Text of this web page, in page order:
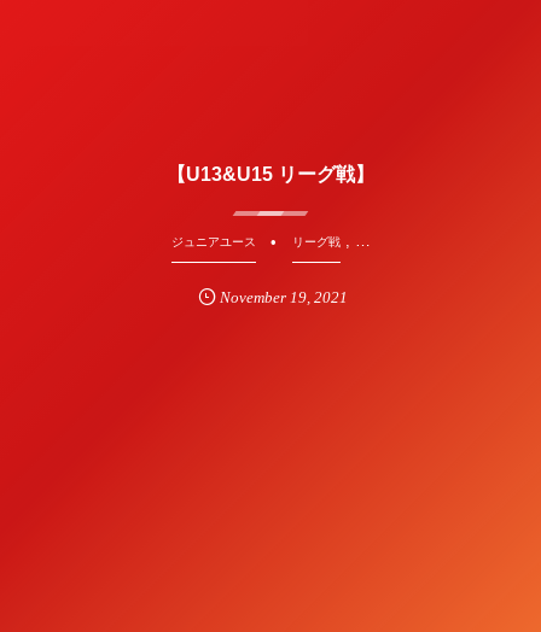
【U13&U15 リーグ戦】
ジュニアユース リーグ戦, …
November 19, 2021